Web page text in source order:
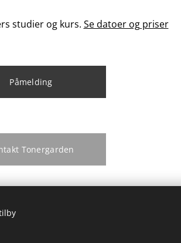
studier og kurs. Se datoer og priser
Påmelding
Tonergarden